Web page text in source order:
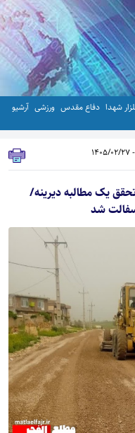
شهدا دفاع مقدس ورزشی آرشیو
یک مطالبه دیرینه/
شد